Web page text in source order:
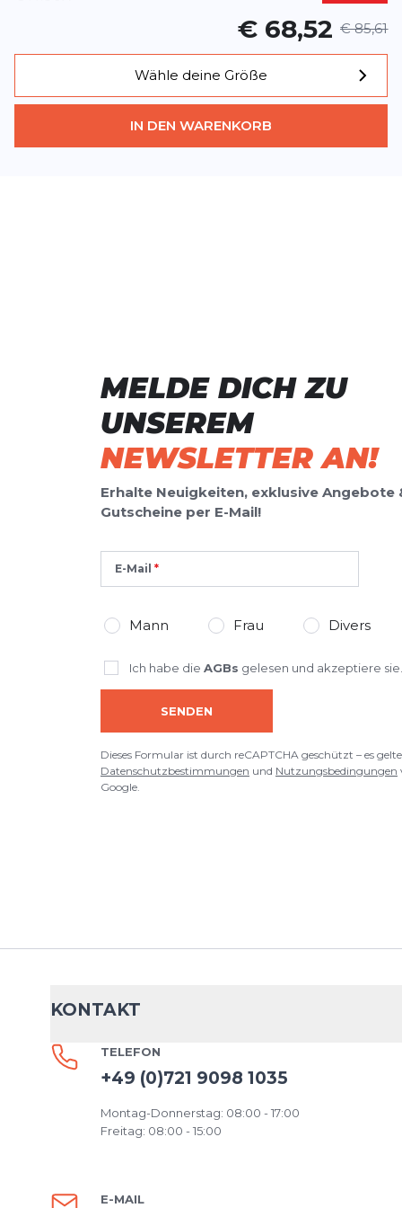
*Pflichtfelder
BEWERTUNG HINZUFÜGEN
Dieses Formular ist durch reCAPTCHA geschützt – es gelten die
€ 68,52 € 85,61
Wähle deine Größe
IN DEN WARENKORB
MELDE DICH ZU
UNSEREM
NEWSLETTER AN!
Erhalte Neuigkeiten, exklusive Angebote
Gutscheine per E-Mail!
E-Mail
Mann Frau Divers
Ich habe die AGBs gelesen und akzeptiere sie.
SENDEN
Dieses Formular ist durch reCAPTCHA geschützt – es
Datenschutzbestimmungen und Nutzungsbedingungen
Google.
KONTAKT
TELEFON
+49 (0)721 9098 1035
Montag-Donnerstag: 08:00 - 17:00
Freitag: 08:00 - 15:00
E-MAIL